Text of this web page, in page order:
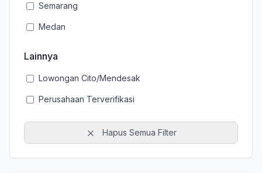
Semarang
Medan
Lainnya
Lowongan Cito/Mendesak
Perusahaan Terverifikasi
Hapus Semua Filter